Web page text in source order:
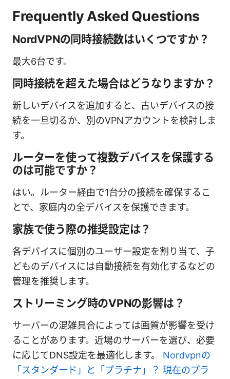
Frequently Asked Questions
NordVPNの同時接続数はいくつですか？
最大6台です。
同時接続を超えた場合はどうなりますか？
新しいデバイスを追加すると、古いデバイスの接
続を一旦切るか、別のVPNアカウントを検討しま
す。
ルーターを使って複数デバイスを保護する
のは可能ですか？
はい。ルーター経由で1台分の接続を確保するこ
とで、家庭内の全デバイスを保護できます。
家族で使う際の推奨設定は？
各デバイスに個別のユーザー設定を割り当て、子
どものデバイスには自動接続を有効化するなどの
管理を推奨します。
ストリーミング時のVPNの影響は？
サーバーの混雑具合によっては画質が影響を受け
ることがあります。近場のサーバーを選び、必要
に応じてDNS設定を最適化します。 Nordvpnの
「スタンダード」と「プラチナ」？ 現在のプラ